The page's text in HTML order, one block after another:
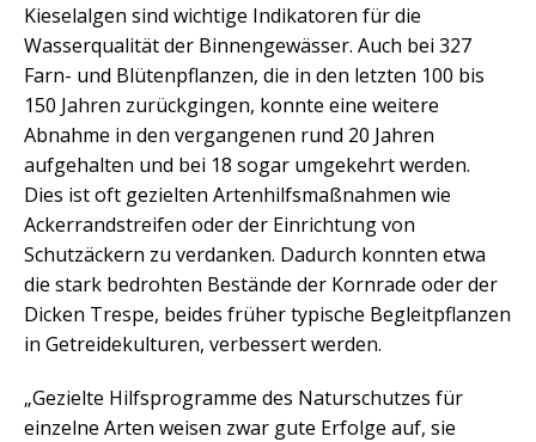
Kieselalgen sind wichtige Indikatoren für die
Wasserqualität der Binnengewässer. Auch bei 327
Farn- und Blütenpflanzen, die in den letzten 100 bis
150 Jahren zurückgingen, konnte eine weitere
Abnahme in den vergangenen rund 20 Jahren
aufgehalten und bei 18 sogar umgekehrt werden.
Dies ist oft gezielten Artenhilfsmaßnahmen wie
Ackerrandstreifen oder der Einrichtung von
Schutzäckern zu verdanken. Dadurch konnten etwa
die stark bedrohten Bestände der Kornrade oder der
Dicken Trespe, beides früher typische Begleitpflanzen
in Getreidekulturen, verbessert werden.
„Gezielte Hilfsprogramme des Naturschutzes für
einzelne Arten weisen zwar gute Erfolge auf, sie